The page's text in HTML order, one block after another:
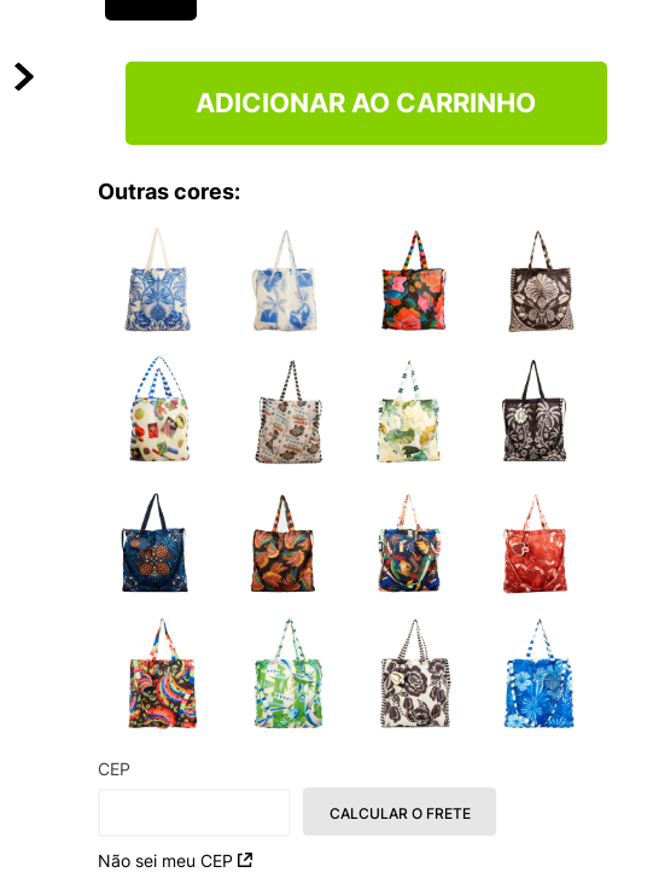
ADICIONAR AO CARRINHO
Outras cores:
CEP
Não sei meu CEP
CALCULAR O FRETE
VEJA COUNTRY